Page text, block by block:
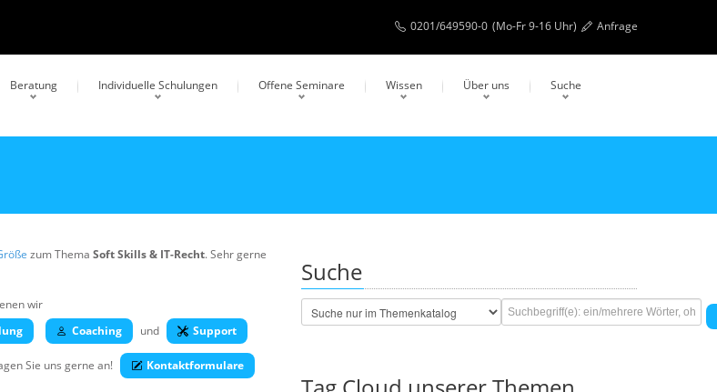
0201/649590-0 (Mo-Fr 9-16 Uhr) Anfrage
Beratung Individuelle Schulungen Offene Seminare Wissen Über uns Suche
zum Thema Soft Skills & IT-Recht. Sehr gerne
wir
Coaching und Support
Sie uns gerne an! Kontaktformulare
Suche